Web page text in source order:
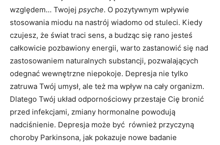
względem… Twojej psyche. O pozytywnym wpływie
stosowania miodu na nastrój wiadomo od stuleci. Kiedy
czujesz, że świat traci sens, a budząc się rano jesteś
całkowicie pozbawiony energii, warto zastanowić się nad
zastosowaniem naturalnych substancji, pozwalających
odegnać wewnętrzne niepokoje. Depresja nie tylko
zatruwa Twój umysł, ale też ma wpływ na cały organizm.
Dlatego Twój układ odpornościowy przestaje Cię bronić
przed infekcjami, zmiany hormonalne powodują
nadciśnienie. Depresja może być również przyczyną
choroby Parkinsona, jak pokazuje nowe badanie